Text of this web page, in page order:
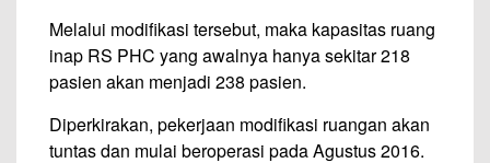
Melalui modifikasi tersebut, maka kapasitas ruang
inap RS PHC yang awalnya hanya sekitar 218
pasien akan menjadi 238 pasien.
Diperkirakan, pekerjaan modifikasi ruangan akan
tuntas dan mulai beroperasi pada Agustus 2016.